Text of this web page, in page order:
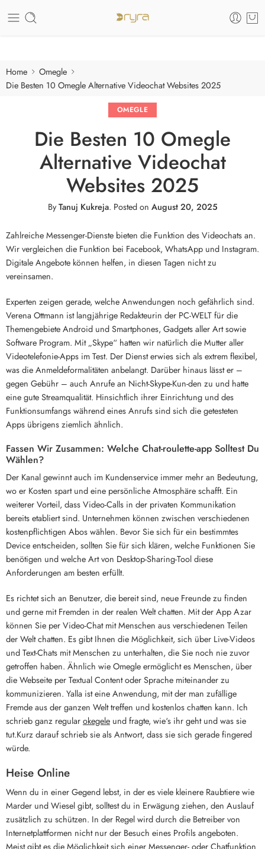
Care of your skin
Home
Omegle
Die Besten 10 Omegle Alternative Videochat Websites 2025
OMEGLE
Die Besten 10 Omegle
Alternative Videochat
Websites 2025
ByTanuj Kukreja. Posted on August 20, 2025
Zahlreiche Messenger-Dienste bieten die Funktion des Videochats an.
Wir vergleichen die Funktion bei Facebook, WhatsApp und Instagram.
Digitale Angebote können helfen, in diesen Tagen nicht zu
vereinsamen.
Experten zeigen gerade, welche Anwendungen noch gefährlich sind.
Verena Ottmann ist langjährige Redakteurin der PC-WELT für die
Themengebiete Android und Smartphones, Gadgets aller Art sowie
Software Program. Mit „Skype“ hatten wir natürlich die Mutter aller
Videotelefonie-Apps im Test. Der Dienst erwies sich als extrem flexibel,
was die Anmeldeformalitäten anbelangt. Darüber hinaus lässt er –
gegen Gebühr – auch Anrufe an Nicht-Skype-Kun-den zu und hatte
eine gute Streamqualität. Hinsichtlich ihrer Einrichtung und des
Funktionsumfangs während eines Anrufs sind sich die getesteten
Apps übrigens ziemlich ähnlich.
Fassen Wir Zusammen: Welche Chat-roulette-app Solltest Du
Wählen?
Der Kanal gewinnt auch im Kundenservice immer mehr an Bedeutung,
wo er Kosten spart und eine persönliche Atmosphäre schafft. Ein
weiterer Vorteil, dass Video-Calls in der privaten Kommunikation
bereits etabliert sind. Unternehmen können zwischen verschiedenen
kostenpflichtigen Abos wählen. Bevor Sie sich für ein bestimmtes
Device entscheiden, sollten Sie für sich klären, welche Funktionen Sie
benötigen und welche Art von Desktop-Sharing-Tool diese
Anforderungen am besten erfüllt.
Es richtet sich an Benutzer, die bereit sind, neue Freunde zu finden
und gerne mit Fremden in der realen Welt chatten. Mit der App Azar
können Sie per Video-Chat mit Menschen aus verschiedenen Teilen
der Welt chatten. Es gibt Ihnen die Möglichkeit, sich über Live-Videos
und Text-Chats mit Menschen zu unterhalten, die Sie noch nie zuvor
getroffen haben. Ähnlich wie Omegle ermöglicht es Menschen, über
die Webseite per Textual Content oder Sprache miteinander zu
kommunizieren. Yalla ist eine Anwendung, mit der man zufällige
Fremde aus der ganzen Welt treffen und kostenlos chatten kann. Ich
schrieb ganz regularokegele und fragte, wie‘s ihr geht und was sie
tut.Kurz darauf schrieb sie als Antwort, dass sie sich gerade fingered
würde.
Heise Online
Wenn du in einer Gegend lebst, in der es viele kleinere Raubtiere wie
Marder und Wiesel gibt, solltest du in Erwägung ziehen, den Auslauf
zusätzlich zu schützen. In der Regel wird durch die Betreiber von
Internetplattformen nicht nur der Besuch eines Profils angeboten.
Meist gibt es die Möglichkeit sich einer Messenger- oder Chatfunktion